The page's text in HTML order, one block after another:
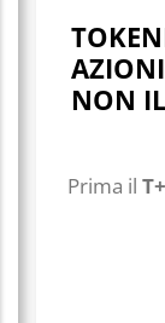
NON
Prima il